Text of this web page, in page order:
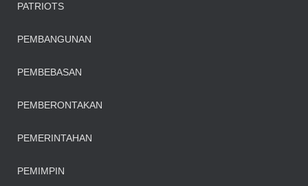
PATRIOTS
PEMBANGUNAN
PEMBEBASAN
PEMBERONTAKAN
PEMERINTAHAN
PEMIMPIN